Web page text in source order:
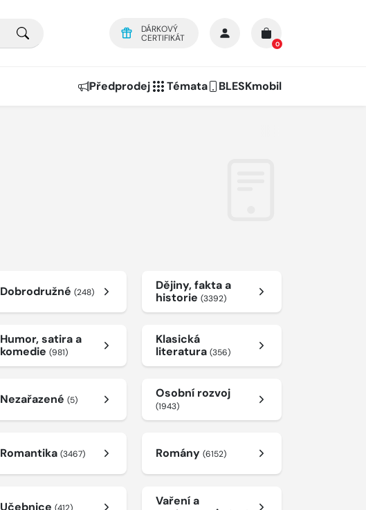
DÁRKOVÝ
CERTIFIKÁT
0
Předprodej Témata BLESKmobil
Dobrodružné(248)
Dějiny, fakta a
historie (3392)
Humor, satira a
komedie(981)
Klasická
literatura (356)
Nezařazené(5) Osobní rozvoj
(1943)
Romantika(3467) Romány (6152)
Učebnice
Vaření a